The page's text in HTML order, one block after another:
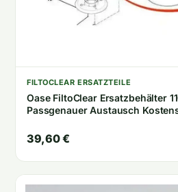
FILTOCLEAR ERSATZTEILE
Oase FiltoClear Ersatzbehälter
Passgenauer Austausch
39,60 €